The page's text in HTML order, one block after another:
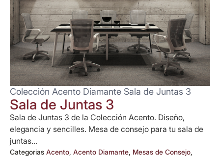
Colección Acento Diamante Sala de Juntas 3
Sala de Juntas 3
Sala de Juntas 3 de la Colección Acento. Diseño,
elegancia y sencilles. Mesa de consejo para tu sala de
juntas...
Categorias Acento, Acento Diamante, Mesas de Consejo,